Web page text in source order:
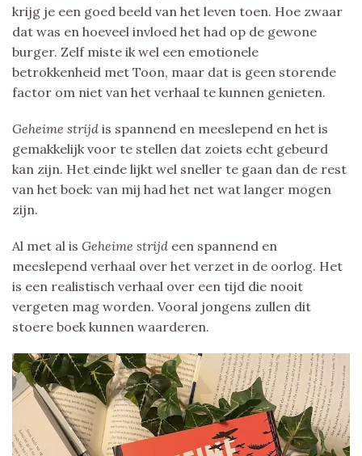
krijg je een goed beeld van het leven toen. Hoe zwaar
dat was en hoeveel invloed het had op de gewone
burger. Zelf miste ik wel een emotionele
betrokkenheid met Toon, maar dat is geen storende
factor om niet van het verhaal te kunnen genieten.
Geheime strijd is spannend en meeslepend en het is
gemakkelijk voor te stellen dat zoiets echt gebeurd
kan zijn. Het einde lijkt wel sneller te gaan dan de rest
van het boek: van mij had het net wat langer mogen
zijn.
Al met al is Geheime strijd een spannend en
meeslepend verhaal over het verzet in de oorlog. Het
is een realistisch verhaal over een tijd die nooit
vergeten mag worden. Vooral jongens zullen dit
stoere boek kunnen waarderen.